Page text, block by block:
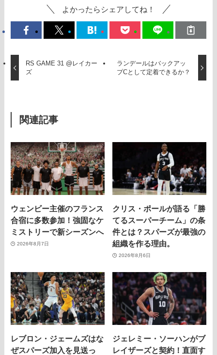
よかったらシェアしてね！
RS GAME 31 @レイカー
ズ
ランデールはバックアッ
プCとして定着できるか？
関連記事
ウェンビー主催のフランス
合宿に多数参加！強固なケ
ミストリーで新シーズンへ
2026年8月7日
クリス・ポールが語る「勝
てるスーパーチーム」の条
件とは？スパーズが最強の
組織を作る理由。
2026年8月6日
レブロン・ジェームズはな
ぜスパーズ加入を見送っ
ジェレミー・ソーハンがブ
レイザーズと契約！直面す